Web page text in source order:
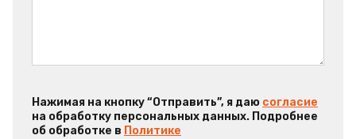
Нажимая на кнопку “Отправить”, я даю согласие
на обработку персональных данных. Подробнее
об обработке в Политике